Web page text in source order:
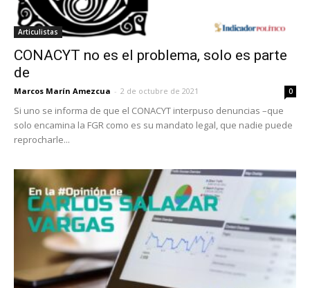
Articulistas
CONACYT no es el problema, solo es parte
de
Marcos Marín Amezcua - 2 de octubre de 2021 0
Si uno se informa de que el CONACYT interpuso denuncias –que
solo encamina la FGR como es su mandato legal, que nadie puede
reprocharle...